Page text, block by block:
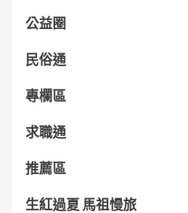
公益圈
民俗通
專欄區
求職通
推薦區
生紅過夏 馬祖慢旅